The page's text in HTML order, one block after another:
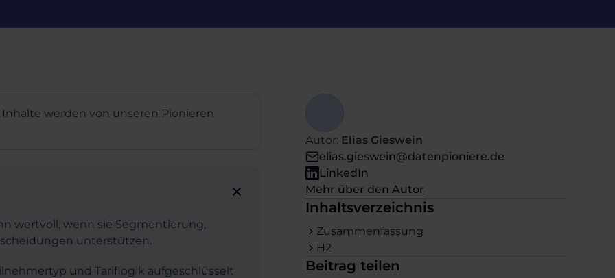
Inhalte werden von unseren Pionieren
wertvoll, wenn sie Segmentierung,
unterstützen.
und Tariflogik aufgeschlüsselt
Autor: Elias Gieswein
elias.gieswein@datenpioniere.de
LinkedIn
Mehr über den Autor
Inhaltsverzeichnis
Zusammenfassung
H2
Beitrag teilen